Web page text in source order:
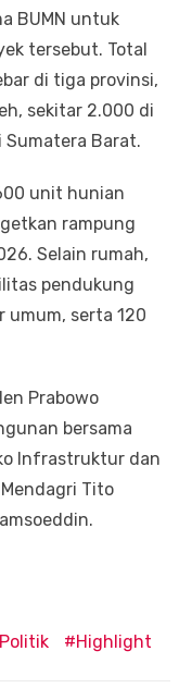
BUMN untuk
tersebut. Total
di tiga provinsi,
sekitar 2.000 di
Barat.
unit hunian
rampung
Selain rumah,
pendukung
umum, serta 120
Prabowo
bersama
Infrastruktur dan
Tito
Highlight